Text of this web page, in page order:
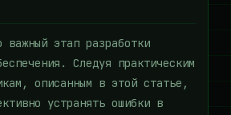
этап разработки
Следуя практическим
описанным в этой статье,
устранять ошибки в